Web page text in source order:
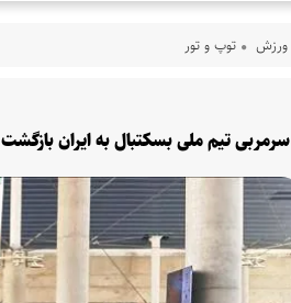
ورزش توپ و تور
سرمربی تیم ملی بسکتبال به ایران بازگشت